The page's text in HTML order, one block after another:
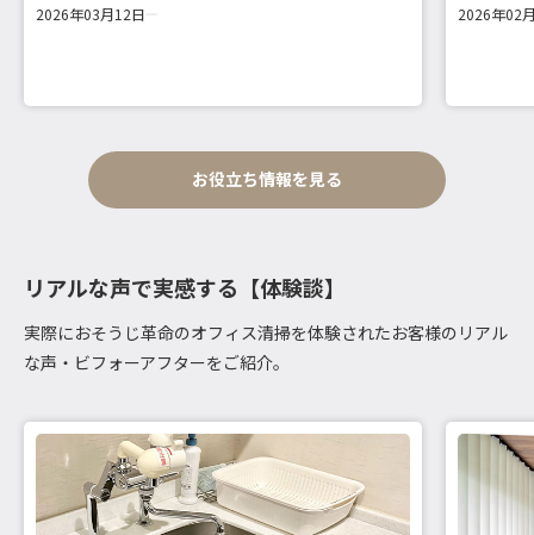
2026年03月12日 2026年02
お役立ち情報を見る
リアルな声で実感する【体験談】
実際におそうじ革命のオフィス清掃を体験されたお客様のリアル
な声・ビフォーアフターをご紹介。